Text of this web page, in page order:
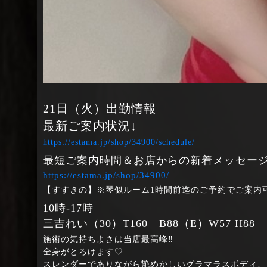
21日（火）出勤情報
最新ご案内状況↓
https://estama.jp/shop/34900/schedule/
最短ご案内時間＆お店からの新着メッセー
https://estama.jp/shop/34900/
【すすきの】※琴似ルーム1時間前迄のご予約でご案内
10時‐17時
三吉れい（30）T160 B88（E）W57 H88
施術の気持ちよさは当店最高峰‼
全身がとろけます♡
スレンダーでありながら艶めかしいグラマラスボディ、